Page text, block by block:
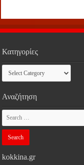
Κατηγορίες
Κατηγορίες
Αναζήτηση
kokkina.gr